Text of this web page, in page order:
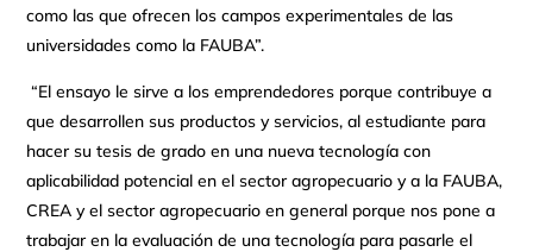
como las que ofrecen los campos experimentales de las
universidades como la FAUBA”.
“El ensayo le sirve a los emprendedores porque contribuye a
que desarrollen sus productos y servicios, al estudiante para
hacer su tesis de grado en una nueva tecnología con
aplicabilidad potencial en el sector agropecuario y a la FAUBA,
CREA y el sector agropecuario en general porque nos pone a
trabajar en la evaluación de una tecnología para pasarle el